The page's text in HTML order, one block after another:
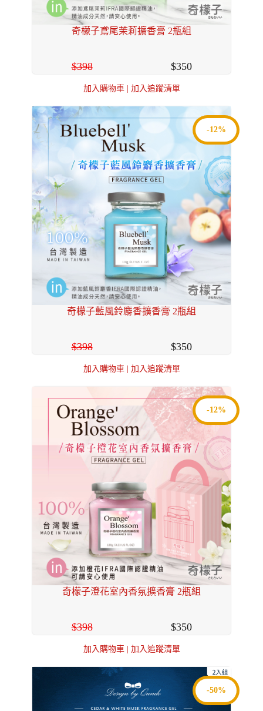
奇檬子鳶尾茉莉擴香膏 2瓶組
398 350
加入購物車 | 加入追蹤清單
-12%
奇檬子藍風鈴麝香擴香膏 2瓶組
398 350
加入購物車 | 加入追蹤清單
-12%
奇檬子澄花室內香氛擴香膏 2瓶組
398 350
加入購物車 | 加入追蹤清單
-50%